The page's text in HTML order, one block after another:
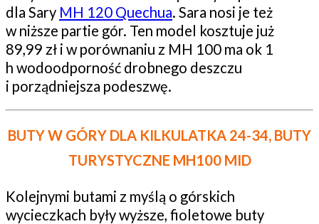
dla Sary MH 120 Quechua. Sara nosi je też
w niższe partie gór. Ten model kosztuje już
89,99 zł i w porównaniu z MH 100 ma ok 1
h wodoodporność drobnego deszczu
i porządniejsza podeszwę.
BUTY W GÓRY DLA KILKULATKA 24-34, BUTY
TURYSTYCZNE MH100 MID
Kolejnymi butami z myślą o górskich
wycieczkach były wyższe, fioletowe buty